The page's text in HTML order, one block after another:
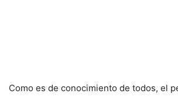
Como es de conocimiento de todos, el